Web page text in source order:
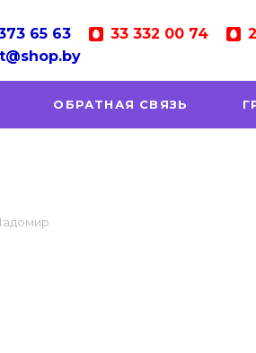
65 63 33 332 00 74
ОБРАТНАЯ СВЯЗЬ